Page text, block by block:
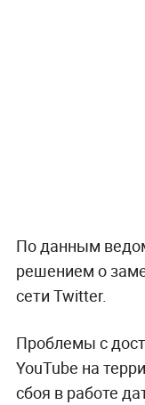
По данным
решением о
сети Twitter.
Проблемы с
YouTube на
сбоя в работе